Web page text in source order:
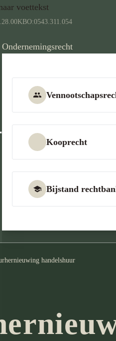
voettekst
KBO:0543.311.054
Ondernemingsrecht
Kooprecht
Bijstand
handelshuur